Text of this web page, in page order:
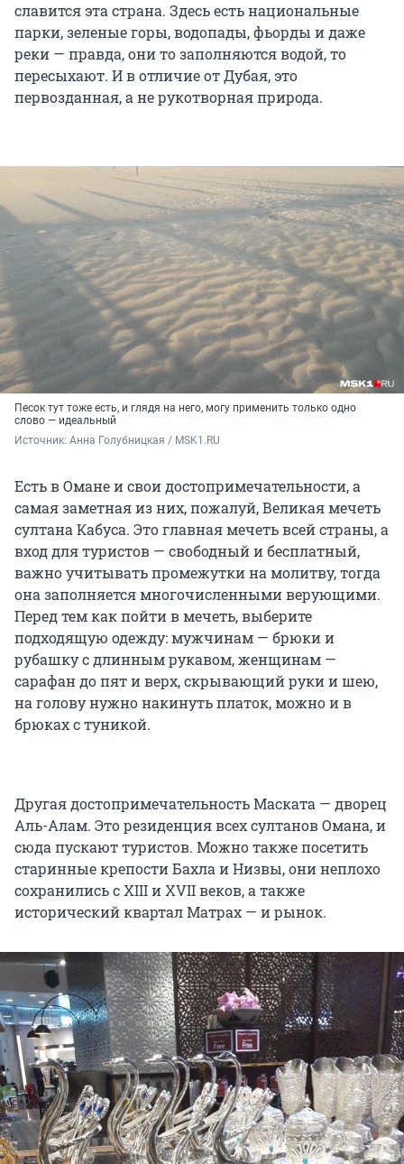
славится эта страна. Здесь есть национальные
парки, зеленые горы, водопады, фьорды и даже
реки — правда, они то заполняются водой, то
пересыхают. И в отличие от Дубая, это
первозданная, а не рукотворная природа.
Песок тут тоже есть, и глядя на него, могу применить только одно
слово — идеальный
Источник: Анна Голубницкая / MSK1.RU
Есть в Омане и свои достопримечательности, а
самая заметная из них, пожалуй, Великая мечеть
султана Кабуса. Это главная мечеть всей страны, а
вход для туристов — свободный и бесплатный,
важно учитывать промежутки на молитву, тогда
она заполняется многочисленными верующими.
Перед тем как пойти в мечеть, выберите
подходящую одежду: мужчинам — брюки и
рубашку с длинным рукавом, женщинам —
сарафан до пят и верх, скрывающий руки и шею,
на голову нужно накинуть платок, можно и в
брюках с туникой.
Другая достопримечательность Маската — дворец
Аль-Алам. Это резиденция всех султанов Омана, и
сюда пускают туристов. Можно также посетить
старинные крепости Бахла и Низвы, они неплохо
сохранились с XIII и XVII веков, а также
исторический квартал Матрах — и рынок.